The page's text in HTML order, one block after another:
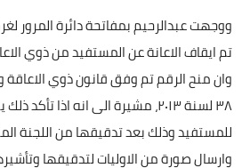
ووجهت عبدالرحيم بمفاتحة دائرة المرور
تم ايقاف الاعانة عن المستفيد من ذوي
وان منح الرقم تم وفق قانون ذوي الاعاقة
٣٨ لسنة ٢٠١٣، مشيرة الى انه اذا
للمستفيد وذلك بعد تدقيقها من اللجنة
وارسال صورة من الاوليات لتدقيقها